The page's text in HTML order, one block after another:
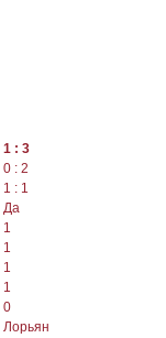
1 : 3
0 : 2
1 : 1
Да
1
1
1
1
0
Лорьян